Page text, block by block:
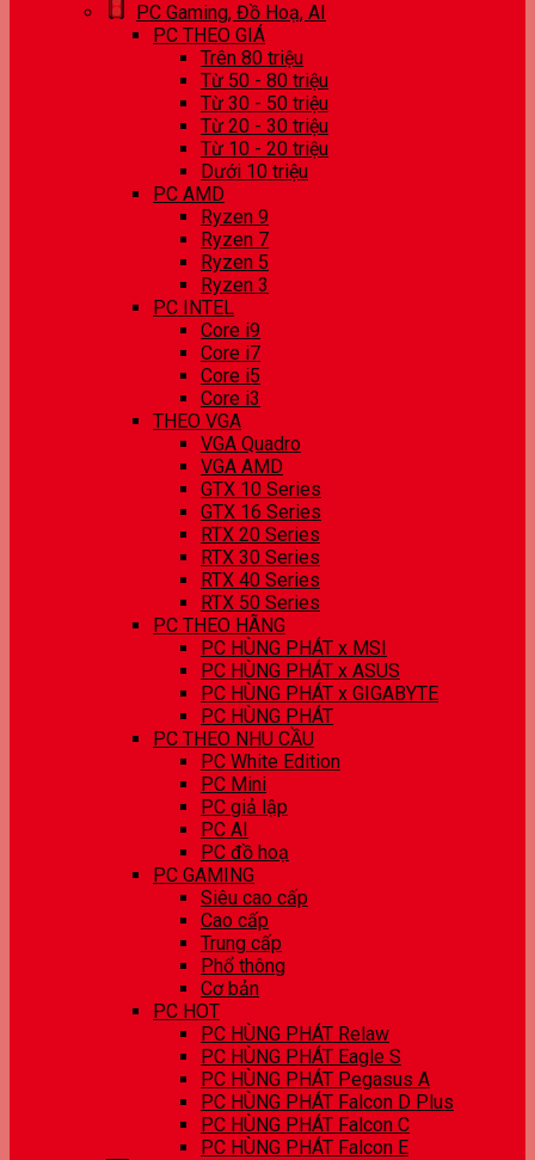
PC Gaming, Đồ Hoạ, AI
PC THEO GIÁ
Trên 80 triệu
Từ 50 - 80 triệu
Từ 30 - 50 triệu
Từ 20 - 30 triệu
Từ 10 - 20 triệu
Dưới 10 triệu
PC AMD
Ryzen 9
Ryzen 7
Ryzen 5
Ryzen 3
PC INTEL
Core i9
Core i7
Core i5
Core i3
THEO VGA
VGA Quadro
VGA AMD
GTX 10 Series
GTX 16 Series
RTX 20 Series
RTX 30 Series
RTX 40 Series
RTX 50 Series
PC THEO HÃNG
PC HÙNG PHÁT x MSI
PC HÙNG PHÁT x ASUS
PC HÙNG PHÁT x GIGABYTE
PC HÙNG PHÁT
PC THEO NHU CẦU
PC White Edition
PC Mini
PC giả lập
PC AI
PC đồ hoạ
PC GAMING
Siêu cao cấp
Cao cấp
Trung cấp
Phổ thông
Cơ bản
PC HOT
PC HÙNG PHÁT Relaw
PC HÙNG PHÁT Eagle S
PC HÙNG PHÁT Pegasus A
PC HÙNG PHÁT Falcon D Plus
PC HÙNG PHÁT Falcon C
PC HÙNG PHÁT Falcon E